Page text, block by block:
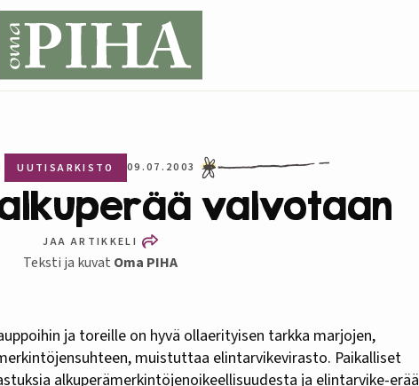
UUTISARKISTO 09.07.2003
valvotaan
JAA ARTIKKELI
Teksti ja kuvat Oma PIHA
muistuttaa elintarvikevirasto. Paikalliset
alkuperämerkintöjenoikeellisuudesta ja elintarvike-erää